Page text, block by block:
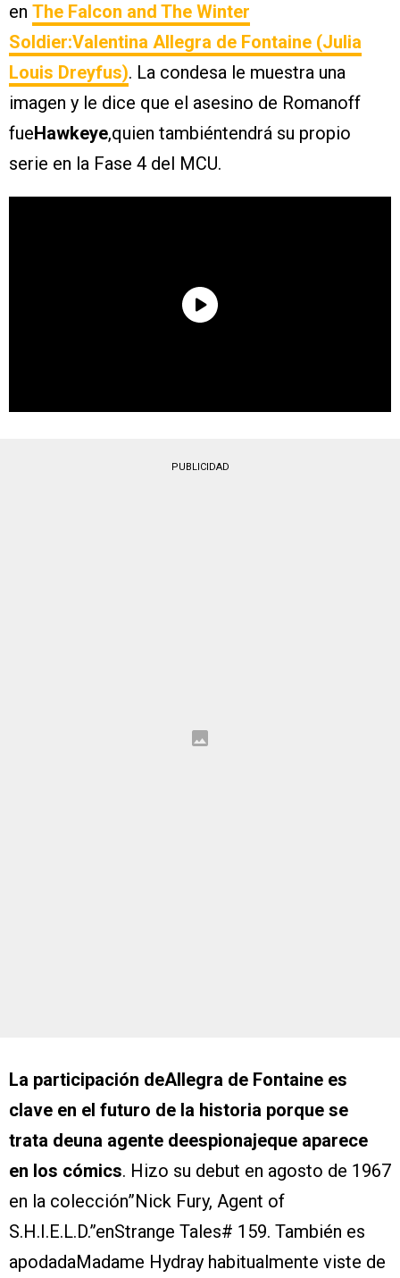
en The Falcon and The Winter
Soldier:Valentina Allegra de Fontaine (Julia
Louis Dreyfus). La condesa le muestra una
imagen y le dice que el asesino de Romanoff
fueHawkeye,quien tambiéntendrá su propio
serie en la Fase 4 del MCU.
PUBLICIDAD
La participación deAllegra de Fontaine es
clave en el futuro de la historia porque se
trata deuna agente deespionajeque aparece
en los cómics. Hizo su debut en agosto de 1967
en la colección”Nick Fury, Agent of
S.H.I.E.L.D.”enStrange Tales# 159. También es
apodadaMadame Hydray habitualmente viste de